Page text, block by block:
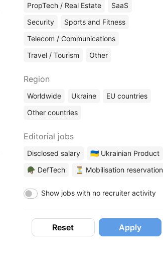
PropTech / Real Estate
SaaS
Security
Sports and Fitness
Telecom / Communications
Travel / Tourism
Other
Region
Worldwide Ukraine
EU countries
Other countries
Editorial jobs
Disclosed salary
🇺🇦 Ukrainian Product
🪖 DefTech
⏳ Mobilisation reservation
Show jobs with no recruiter activity
Reset Apply